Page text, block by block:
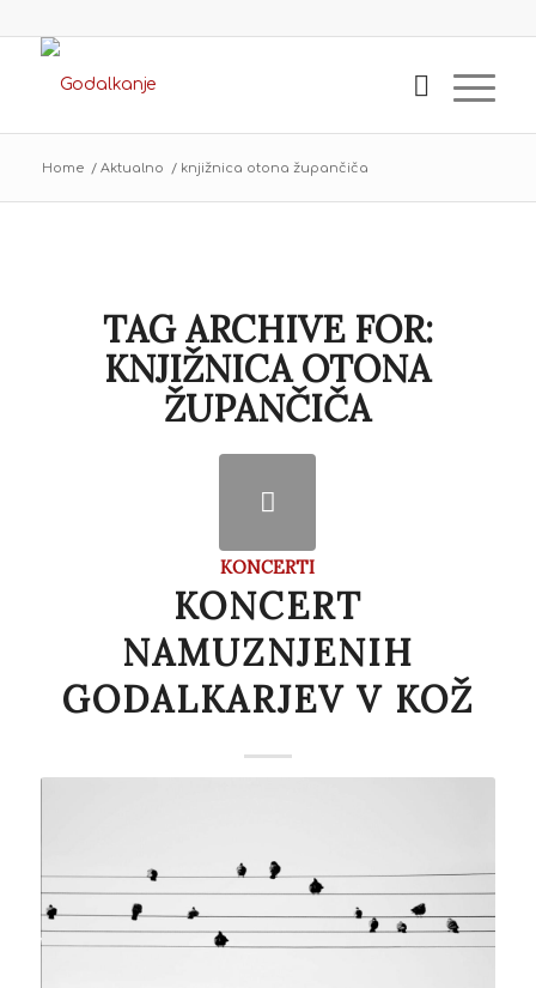
Home / Aktualno / knjižnica otona župančiča
TAG ARCHIVE FOR:
KNJIŽNICA OTONA
ŽUPANČIČA
KONCERTI
KONCERT
NAMUZNJENIH
GODALKARJEV V KOŽ